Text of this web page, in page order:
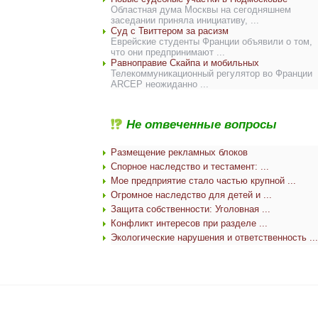
Областная дума Москвы на сегодняшнем
заседании приняла инициативу, ...
Суд с Твиттером за расизм
Еврейские студенты Франции объявили о том,
что они предпринимают ...
Равноправие Скайпа и мобильных
Телекоммуникационный регулятор во Франции
ARCEP неожиданно ...
Не отвеченные вопросы
Размещение рекламных блоков
Спорное наследство и тестамент: ...
Мое предприятие стало частью крупной ...
Огромное наследство для детей и ...
Защита собственности: Уголовная ...
Конфликт интересов при разделе ...
Экологические нарушения и ответственность ...